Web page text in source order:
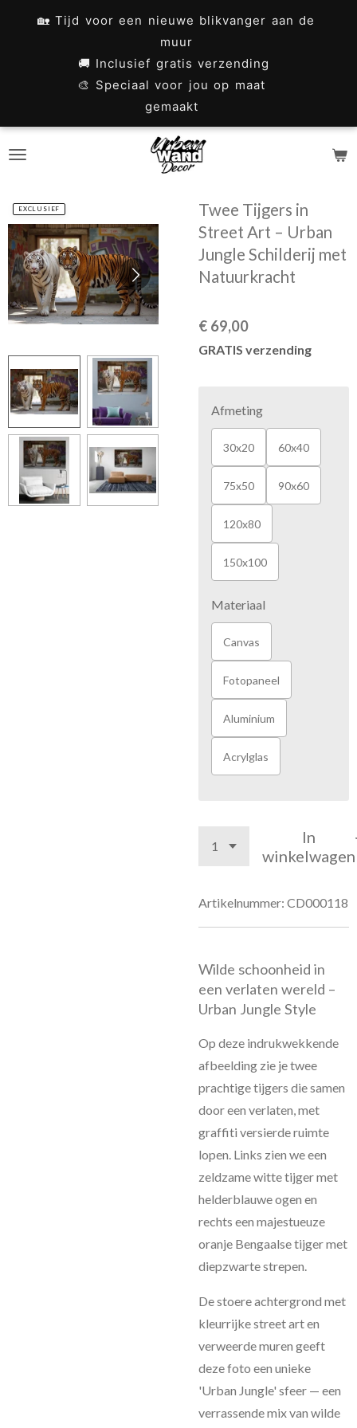
🏡 Tijd voor een nieuwe blikvanger aan de
muur
🚚 Inclusief gratis verzending
🎨 Speciaal voor jou op maat
gemaakt
Twee Tijgers in
Street Art – Urban
Jungle Schilderij met
Natuurkracht
EXCLUSIEF
€ 69,00
GRATIS verzending
Afmeting
30x20 60x40
75x50 90x60
120x80
150x100
Materiaal
Canvas
Fotopaneel
Aluminium
Acrylglas
In
winkelwagen
Artikelnummer: CD000118
Wilde schoonheid in
een verlaten wereld –
Urban Jungle Style
Op deze indrukwekkende
afbeelding zie je twee
prachtige tijgers die samen
door een verlaten, met
graffiti versierde ruimte
lopen. Links zien we een
zeldzame witte tijger met
helderblauwe ogen en
rechts een majestueuze
oranje Bengaalse tijger met
diepzwarte strepen.
De stoere achtergrond met
kleurrijke street art en
verweerde muren geeft
deze foto een unieke
'Urban Jungle' sfeer — een
verrassende mix van wilde